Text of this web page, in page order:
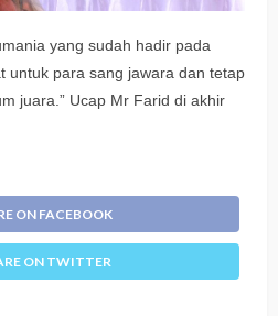
yang sudah hadir pada
untuk para sang jawara dan tetap
juara.” Ucap Mr Farid di akhir
ON FACEBOOK
ON TWITTER